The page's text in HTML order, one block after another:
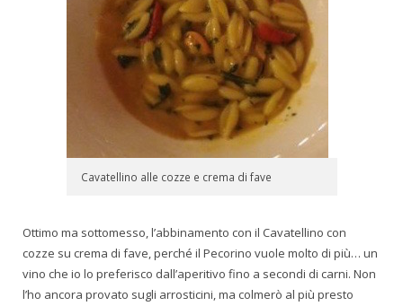
Cavatellino alle cozze e crema di fave
Ottimo ma sottomesso, l’abbinamento con il Cavatellino con
cozze su crema di fave, perché il Pecorino vuole molto di più… un
vino che io lo preferisco dall’aperitivo fino a secondi di carni. Non
l’ho ancora provato sugli arrosticini, ma colmerò al più presto